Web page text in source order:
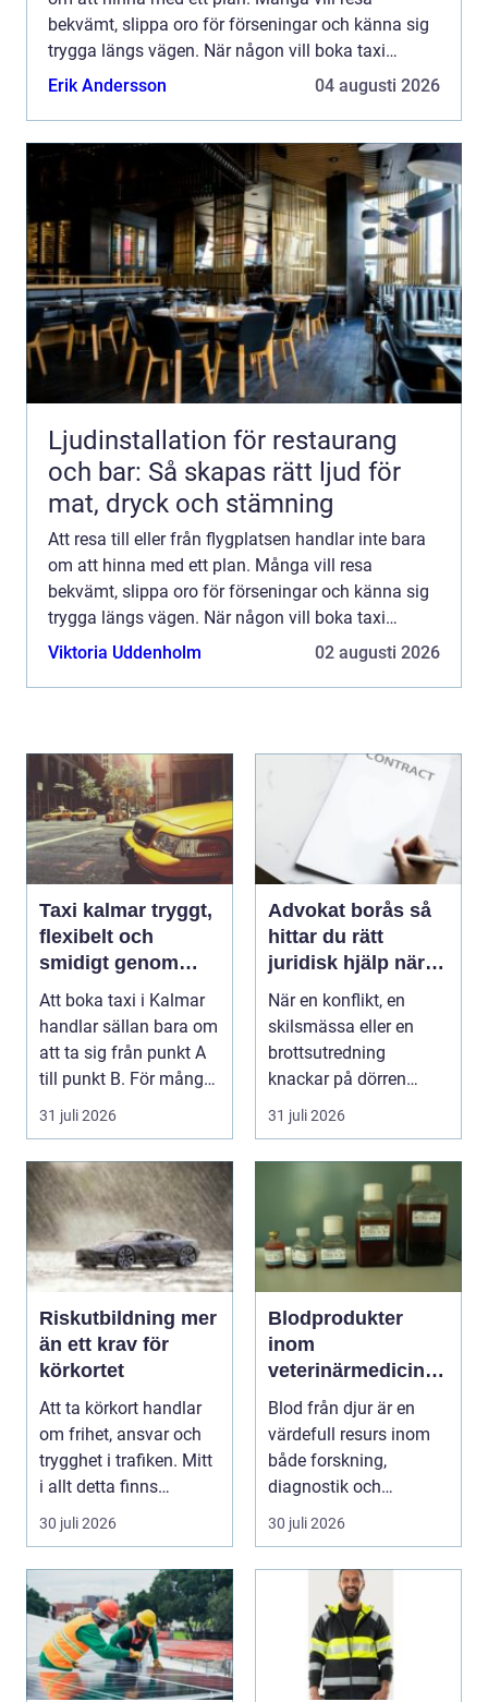
bekvämt, slippa oro för förseningar och känna sig
trygga längs vägen. När någon vill boka taxi
Landvetter spelar både pris, punktlighet och service
Erik Andersson 04 augusti 2026
Ljudinstallation för restaurang
och bar: Så skapas rätt ljud för
mat, dryck och stämning
Att resa till eller från flygplatsen handlar inte bara
om att hinna med ett plan. Många vill resa
bekvämt, slippa oro för förseningar och känna sig
trygga längs vägen. När någon vill boka taxi
Landvetter spelar både pris, punktlighet och service
Viktoria Uddenholm 02 augusti 2026
Taxi kalmar tryggt,
flexibelt och
smidigt genom
hela resan
Att boka taxi i Kalmar
handlar sällan bara om
att ta sig från punkt A
till punkt B. För många
är res...
31 juli 2026
Advokat borås så
hittar du rätt
juridisk hjälp när
livet krånglar
När en konflikt, en
skilsmässa eller en
brottsutredning
knackar på dörren
förändras vardagen
snabbt....
31 juli 2026
Riskutbildning mer
än ett krav för
körkortet
Att ta körkort handlar
om frihet, ansvar och
trygghet i trafiken. Mitt
i allt detta finns
riskutbild...
30 juli 2026
Blodprodukter
inom
veterinärmedicin
funktion, kvalitet
och användning
Blod från djur är en
värdefull resurs inom
både forskning,
diagnostik och
veterinärmedicin. När
blod...
30 juli 2026